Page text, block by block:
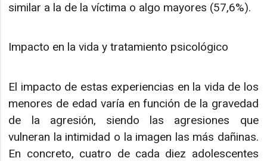
similar a la de la víctima o algo mayores (57,6%).
Impacto en la vida y tratamiento psicológico
El impacto de estas experiencias en la vida de los
menores de edad varía en función de la gravedad
de la agresión, siendo las agresiones que
vulneran la intimidad o la imagen las más dañinas.
En concreto, cuatro de cada diez adolescentes